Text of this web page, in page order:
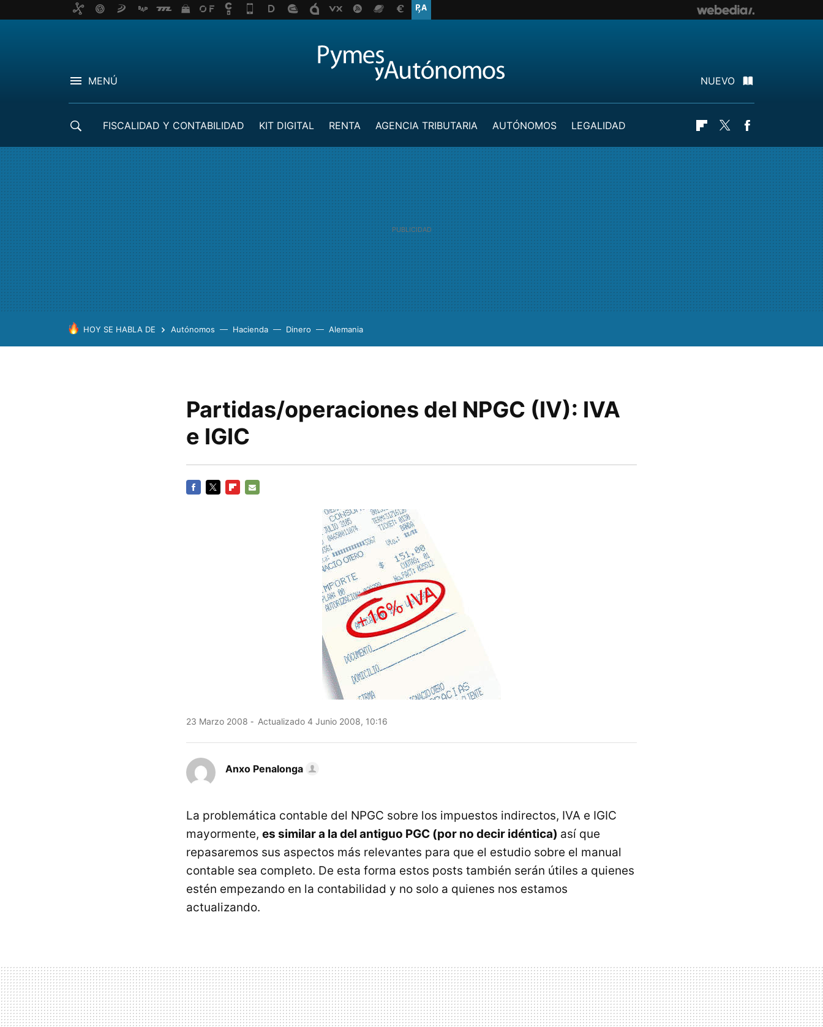
MENÚ NUEVO
FISCALIDAD Y CONTABILIDAD KIT DIGITAL RENTA AGENCIA TRIBUTARIA AUTÓNOMOS
LEGALIDAD
Flipboard
Twitter
HOY SE HABLA DE Autónomos Hacienda Dinero Alemania
Partidas/operaciones del NPGC (IV): IVA
e IGIC
23 Marzo 2008 Actualizado 4 Junio 2008, 10:16
Anxo Penalonga
La problemática contable del NPGC sobre los impuestos indirectos, IVA e IGIC
mayormente, es similar a la del antiguo PGC (por no decir idéntica) así que
repasaremos sus aspectos más relevantes para que el estudio sobre el manual
contable sea completo. De esta forma estos posts también serán útiles a quienes
estén empezando en la contabilidad y no solo a quienes nos estamos
actualizando.